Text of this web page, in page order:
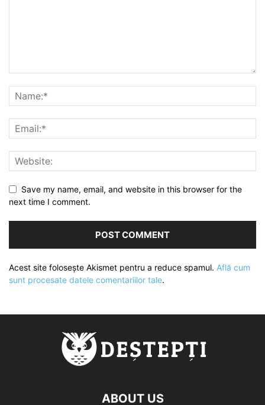
Save my name, email, and website in this browser for the
next time I comment.
Acest site folosește Akismet pentru a reduce spamul. Află cum
sunt procesate datele comentariilor tale.
ABOUT US